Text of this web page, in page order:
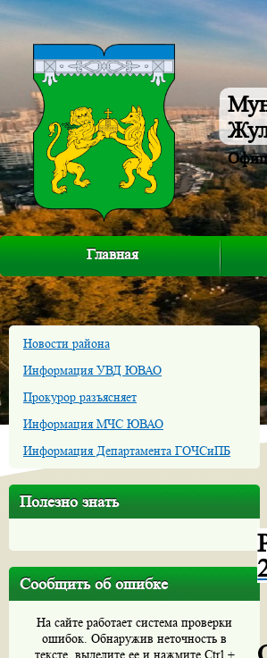
Главная
Новости района
Информация УВД ЮВАО
Прокурор разъясняет
Информация МЧС ЮВАО
Информация Департамента ГОЧСиПБ
Полезно знать
Сообщить об ошибке
На сайте работает система проверки
ошибок. Обнаружив неточность в
тексте, выделите ее и нажмите Ctrl +